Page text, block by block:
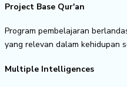
Project Base Qur'an
Program pembelajaran
yang relevan dalam kehidupan
Multiple Intelligences